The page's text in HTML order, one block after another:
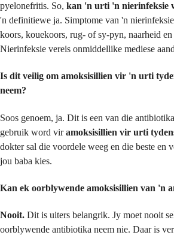
pyelonefritis. So, kan 'n urti 'n nierinfeksie
'n definitiewe ja. Simptome van 'n
koors, kouekoors, rug- of sy-pyn, naarheid
Nierinfeksie vereis onmiddellike mediese
Is dit veilig om amoksisillien vir 'n urti
neem?
Soos genoem, ja. Dit is een van die
gebruik word viramoksisillien vir urti
dokter sal die voordele weeg en die beste en
jou baba kies.
Kan ek oorblywende amoksisillien van 'n
Nooit. Dit is uiters belangrik. Jy moet nooit
oorblywende antibiotika neem nie. Daar is